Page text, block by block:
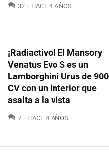
32 COMENTARIOS
HACE 4 AÑOS
¡Radiactivo! El Mansory
Venatus Evo S es un
Lamborghini Urus de 900
CV con un interior que
asalta a la vista
7 COMENTARIOS
HACE 4 AÑOS